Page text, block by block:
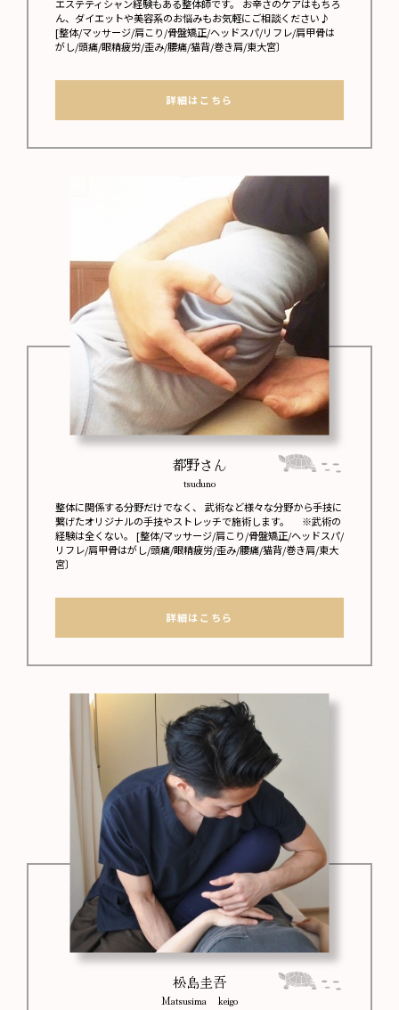
エステティシャン経験もある整体師です。 お辛さのケアはもちろ
ん、ダイエットや美容系のお悩みもお気軽にご相談ください♪
[整体/マッサージ/肩こり/骨盤矯正/ヘッドスパ/リフレ/肩甲骨は
がし/頭痛/眼精疲労/歪み/腰痛/猫背/巻き肩/東大宮〕
詳細はこちら
都野さん
tsuduno
整体に関係する分野だけでなく、 武術など様々な分野から手技に
繋げたオリジナルの手技やストレッチで施術します。 ※武術の
経験は全くない。 [整体/マッサージ/肩こり/骨盤矯正/ヘッドスパ/
リフレ/肩甲骨はがし/頭痛/眼精疲労/歪み/腰痛/猫背/巻き肩/東大
宮〕
詳細はこちら
松島圭吾
Matsusima keigo